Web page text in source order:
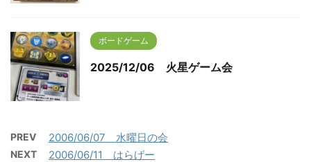
ボードゲーム
2025/12/06 火星ゲーム会
PREV 2006/06/07 水曜日の会
NEXT 2006/06/11 はらげー